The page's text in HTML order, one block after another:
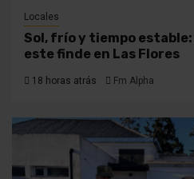
Locales
Sol, frío y tiempo
este finde en Las Flores
18 horas atrás Fm Alpha